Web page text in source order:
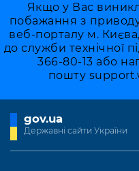
Якщо у Вас
побажання з
веб-порталу м.
до служби технічної
366-80-13 або
пошту
gov.ua
Державні сайти України